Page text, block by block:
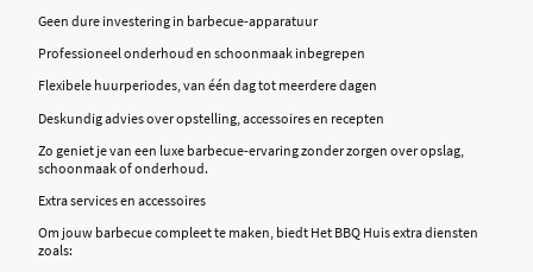
Geen dure investering in barbecue-apparatuur
Professioneel onderhoud en schoonmaak inbegrepen
Flexibele huurperiodes, van één dag tot meerdere dagen
Deskundig advies over opstelling, accessoires en recepten
Zo geniet je van een luxe barbecue-ervaring zonder zorgen over opslag,
schoonmaak of onderhoud.
Extra services en accessoires
Om jouw barbecue compleet te maken, biedt Het BBQ Huis extra diensten
zoals: